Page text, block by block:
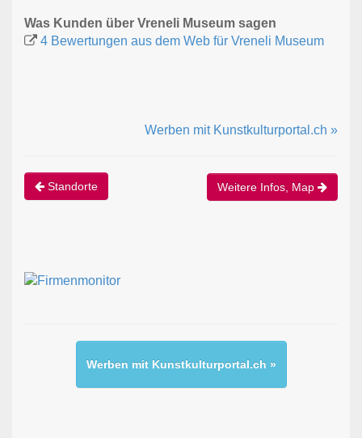
Was Kunden über Vreneli Museum sagen
4 Bewertungen aus dem Web für Vreneli Museum
Werben mit Kunstkulturportal.ch »
Standorte Weitere Infos, Map
Werben mit Kunstkulturportal.ch »